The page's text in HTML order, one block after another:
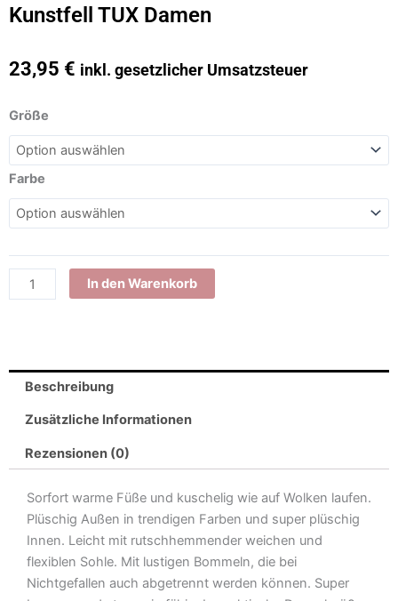
Kunstfell TUX Damen
23,95 € inkl. gesetzlicher Umsatzsteuer
Größe
Farbe
Linea
Scarpa
Pantoffel
warm
mit
Kunstfell
Menge
In den Warenkorb
Beschreibung
Zusätzliche Informationen
Rezensionen (0)
Sorfort warme Füße und kuschelig wie auf Wolken laufen.
Plüschig Außen in trendigen Farben und super plüschig
Innen. Leicht mit rutschhemmender weichen und
flexiblen Sohle. Mit lustigen Bommeln, die bei
Nichtgefallen auch abgetrennt werden können. Super